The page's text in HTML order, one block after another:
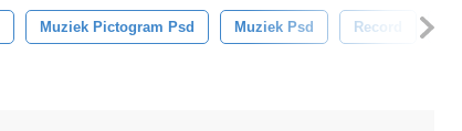
Muziek Pictogram Psd Muziek Psd Record